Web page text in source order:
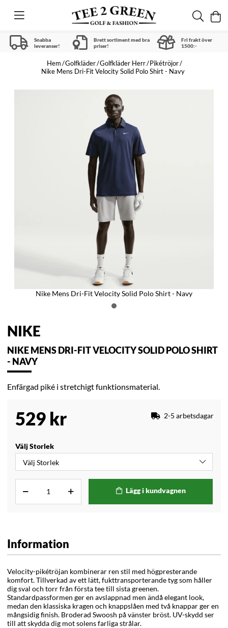
Snabba
leveranser!
Brett sortiment med bra
priser!
Fri frakt över
1500:-
Hem Golfkläder Golfkläder Herr Pikétröjor
Nike Mens Dri-Fit Velocity Solid Polo Shirt - Navy
Nike Mens Dri-Fit Velocity Solid Polo Shirt - Navy
NIKE
NIKE MENS DRI-FIT VELOCITY SOLID POLO SHIRT
- NAVY
Enfärgad piké i stretchigt funktionsmaterial.
529 kr 2-5 arbetsdagar
Välj Storlek
Lägg i kundvagnen
Information
Velocity-pikétröjan kombinerar ren stil med högpresterande
komfort. Tillverkad av ett lätt, fukttransporterande tyg som håller
dig sval och torr från första tee till sista greenen.
Standardpassformen ger en avslappnad men ändå elegant look,
medan den klassiska kragen och knappslåen med två knappar ger en
mångsidig finish. Broderad Swoosh på vänster bröst. UV-skydd ser
till att skydda dig mot solens farliga strålar.